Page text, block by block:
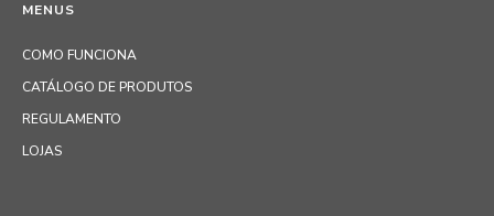
MENUS
COMO FUNCIONA
CATÁLOGO DE PRODUTOS
REGULAMENTO
LOJAS